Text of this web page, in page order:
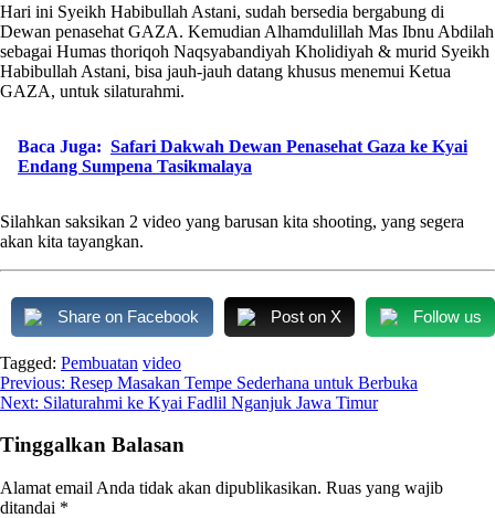
Hari ini Syeikh Habibullah Astani, sudah bersedia bergabung di
Dewan penasehat GAZA. Kemudian Alhamdulillah Mas Ibnu Abdilah
sebagai Humas thoriqoh Naqsyabandiyah Kholidiyah & murid Syeikh
Habibullah Astani, bisa jauh-jauh datang khusus menemui Ketua
GAZA, untuk silaturahmi.
Baca Juga: Safari Dakwah Dewan Penasehat Gaza ke Kyai
Endang Sumpena Tasikmalaya
Silahkan saksikan 2 video yang barusan kita shooting, yang segera
akan kita tayangkan.
Share on Facebook Post on X Follow us
Tagged: Pembuatan video
Navigasi
pos
Previous: Resep Masakan Tempe Sederhana untuk Berbuka
Next: Silaturahmi ke Kyai Fadlil Nganjuk Jawa Timur
Tinggalkan Balasan
Alamat email Anda tidak akan dipublikasikan. Ruas yang wajib
ditandai *